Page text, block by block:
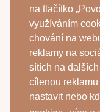
na tlačítko
využíváním
chování na
reklamy na
sítích na
cílenou
nastavit nebo